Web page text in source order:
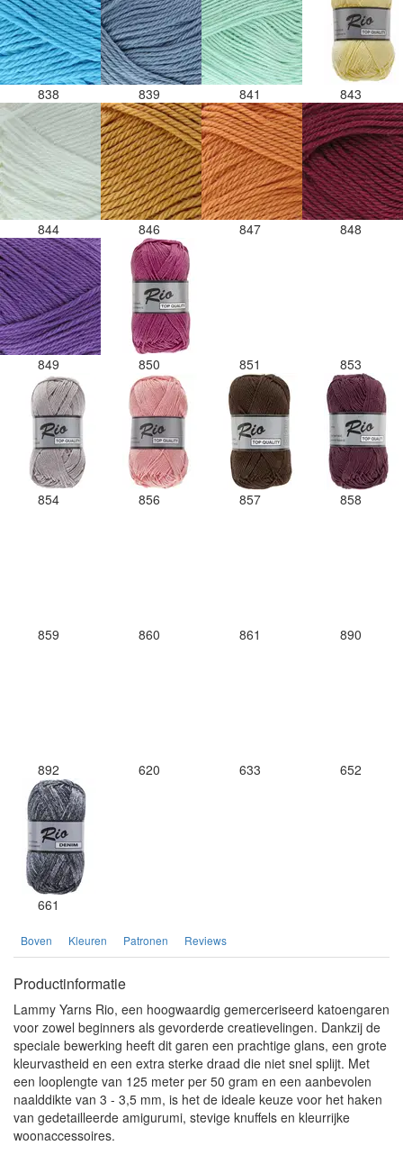
838 839 841 843
844 846 847 848
849 850 851 853
854 856 857 858
859 860 861 890
892 620 633 652
661
Boven Kleuren Patronen Reviews
Productinformatie
Lammy Yarns Rio, een hoogwaardig gemerceriseerd katoengaren
voor zowel beginners als gevorderde creatievelingen. Dankzij de
speciale bewerking heeft dit garen een prachtige glans, een grote
kleurvastheid en een extra sterke draad die niet snel splijt. Met
een looplengte van 125 meter per 50 gram en een aanbevolen
naalddikte van 3 - 3,5 mm, is het de ideale keuze voor het haken
van gedetailleerde amigurumi, stevige knuffels en kleurrijke
woonaccessoires.